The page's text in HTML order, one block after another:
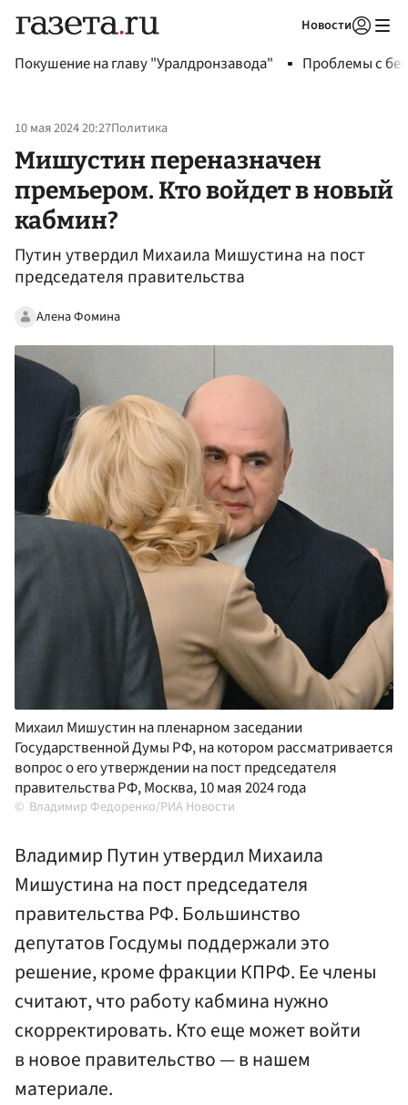
Новости
Покушение на главу "Уралдронзавода" Проблемы с
10 мая 2024 20:27Политика
Мишустин переназначен
премьером. Кто войдет в новый
кабмин?
Путин утвердил Михаила Мишустина на пост
председателя правительства
Алена Фомина
Михаил Мишустин на пленарном заседании
Государственной Думы РФ, на котором рассматривается
вопрос о его утверждении на пост председателя
правительства РФ, Москва, 10 мая 2024 года
Владимир Федоренко/РИА Новости
Владимир Путин утвердил Михаила
Мишустина на пост председателя
правительства РФ. Большинство
депутатов Госдумы поддержали это
решение, кроме фракции КПРФ. Ее члены
считают, что работу кабмина нужно
скорректировать. Кто еще может войти
в новое правительство — в нашем
материале.